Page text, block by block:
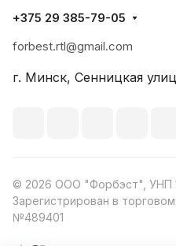
+375 29 385-79-05
forbest.rtl@gmail.com
г. Минск, Сенницкая
© 2026 ООО "Форбэст", УНП
Зарегистрирован в
№489401